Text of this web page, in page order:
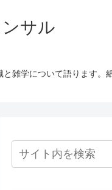
サル
雑学について語ります。